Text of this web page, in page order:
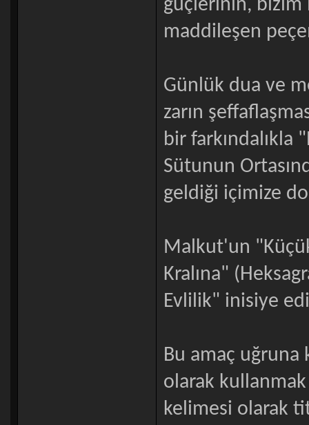
güçlerinin, bizim
maddileşen
Günlük dua ve
zarın
bir farkındalıkla
Sütunun
geldiği içimize
Malkut'un
Kralına"
Evlilik" inisiye
Bu amaç uğruna
olarak
kelimesi olarak